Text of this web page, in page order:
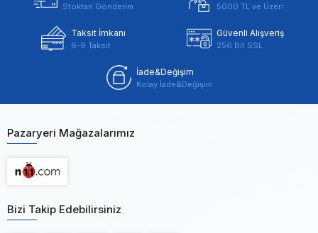
Stoktan Gönderim 5000 TL ve Üzeri
Taksit İmkanı
6-9 Taksit
Güvenli Alışveriş
256 Bit SSL
İade&Değişim
Kolay İade&Değişim
Pazaryeri Mağazalarımız
Bizi Takip Edebilirsiniz